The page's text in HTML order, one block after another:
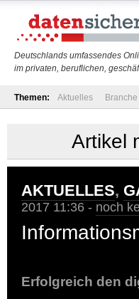
Deutschlands umfassendes
im privaten, beruflichen,
Themen: Aktuelles Branche
Artikel
AKTUELLES,
2017 11:36 - noch
Erfolgreich den